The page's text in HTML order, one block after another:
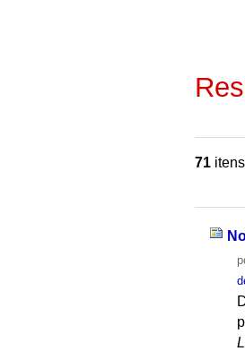
71